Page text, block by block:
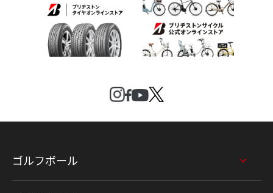
ゴルフボール